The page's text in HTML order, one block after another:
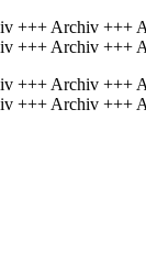
+++ Archiv
+++ Archiv +++
+++ Archiv
+++ Archiv +++